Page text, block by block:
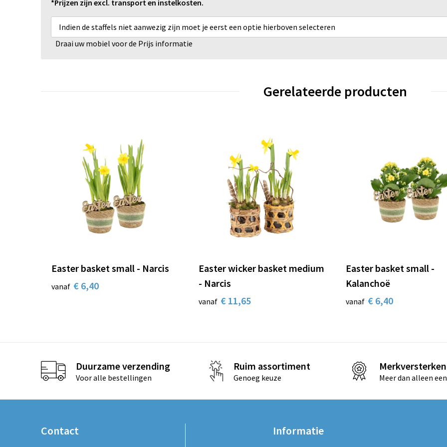
*Prijzen zijn excl. transport en instelkosten.
Indien de staffels niet aanwezig zijn moet je eerst een optie hierboven selecteren
Draai uw mobiel voor de Prijs informatie
Gerelateerde producten
Easter basket small - Narcis
vanaf € 6,40
Easter wicker basket medium
- Narcis
vanaf € 11,65
Easter basket small -
Kalanchoë
vanaf € 6,40
Duurzame verzending
Voor alle bestellingen
Ruim assortiment
Genoeg keuze Meer dan alleen
Contact Informatie